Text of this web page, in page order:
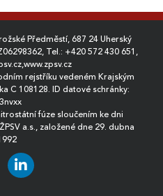
Předměstí, 687 24 Uherský
Tel.: +420 572 430 651 ,
,www.zpsv.cz
rejstříku vedeném Krajským
C 108128. ID datové schránky:
fúze sloučením ke dni
a.s., založené dne 29. dubna